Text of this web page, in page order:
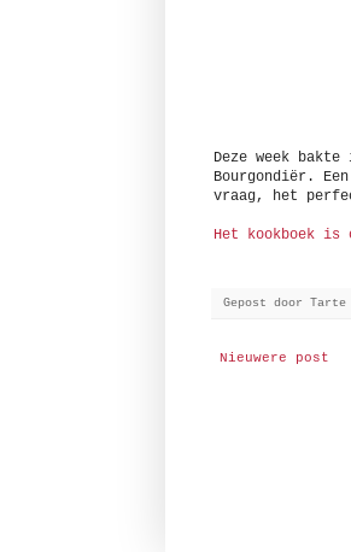
Deze week
Bourgondiër.
vraag, het
Het kookboek
Gepost door Tarte
Nieuwere post